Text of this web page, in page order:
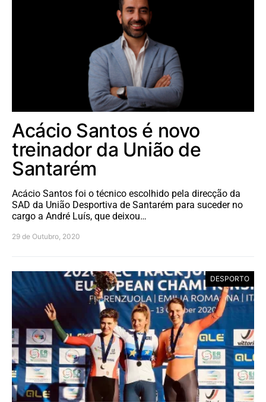
Acácio Santos é novo
treinador da União de
Santarém
Acácio Santos foi o técnico escolhido pela direcção da
SAD da União Desportiva de Santarém para suceder no
cargo a André Luís, que deixou…
29 de Outubro, 2020
DESPORTO